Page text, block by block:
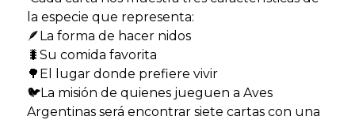
la especie que representa:
🪶La forma de hacer nidos
🐛Su comida favorita
🌳El lugar donde prefiere vivir
🐦La misión de quienes jueguen a Aves
Argentinas será encontrar siete cartas con una